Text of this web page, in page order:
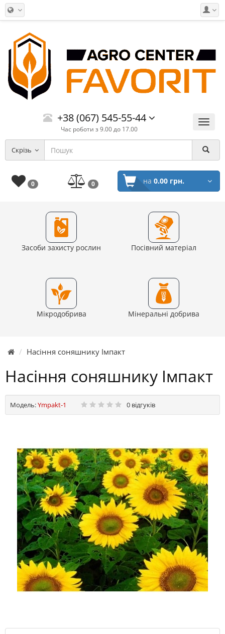
Меню
+38 (067) 545-55-44
Час роботи з 9.00 до 17.00
Скрізь
0 0 на 0.00 грн.
Засоби захисту рослин Посівний матеріал
Мікродобрива Мінеральні добрива
Насіння соняшнику Імпакт
Насіння соняшнику Імпакт
Модель:Ympakt-1 0 відгуків